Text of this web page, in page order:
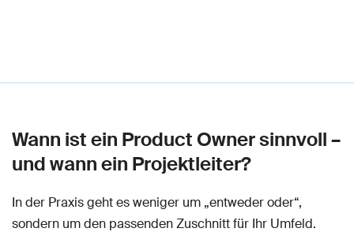
Wann ist ein Product Owner sinnvoll –
und wann ein Projektleiter?
In der Praxis geht es weniger um „entweder oder“,
sondern um den passenden Zuschnitt für Ihr Umfeld.